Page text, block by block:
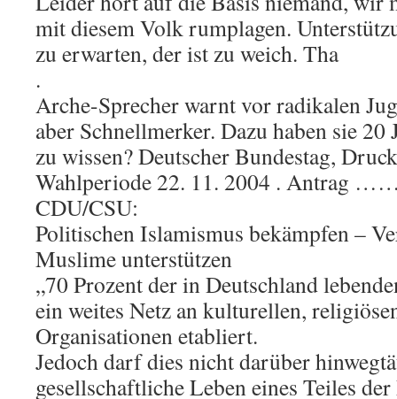
mit diesem Volk rumplagen.
zu erwarten, der ist zu weich. Tha
.
Arche-Sprecher warnt vor radikalen
aber Schnellmerker. Dazu haben sie 20
zu wissen? Deutscher Bundestag,
Wahlperiode 22. 11. 2004 . Antrag
CDU/CSU:
Politischen Islamismus bekämpfen –
Muslime unterstützen
„70 Prozent der in Deutschland
ein weites Netz an kulturellen,
Organisationen etabliert.
Jedoch darf dies nicht darüber
gesellschaftliche Leben eines Teiles